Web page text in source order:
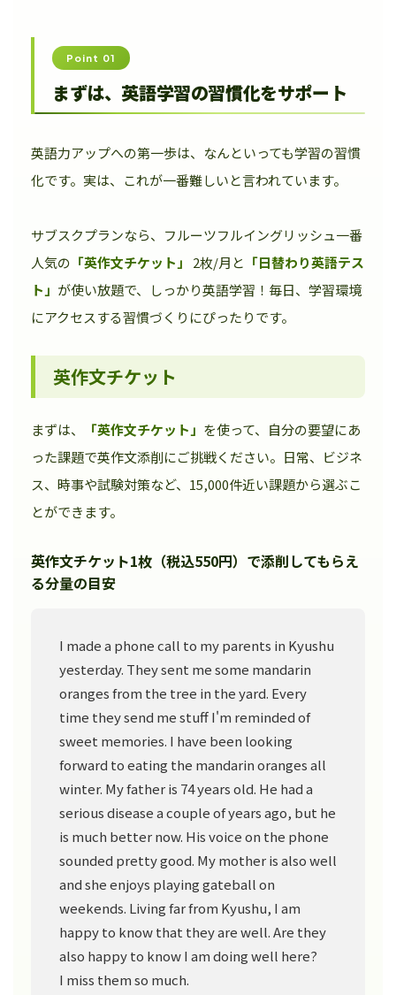
Point 01
まずは、英語学習の習慣化をサポート
英語力アップへの第一歩は、なんといっても学習の習慣
化です。実は、これが一番難しいと言われています。
サブスクプランなら、フルーツフルイングリッシュ一番
人気の 「英作文チケット」 2枚/月と 「日替わり英語テス
ト」 が使い放題で、しっかり英語学習！毎日、学習環境
にアクセスする習慣づくりにぴったりです。
英作文チケット
まずは、 「英作文チケット」 を使って、自分の要望にあ
った課題で英作文添削にご挑戦ください。日常、ビジネ
ス、時事や試験対策など、15,000件近い課題から選ぶこ
とができます。
英作文チケット1枚（税込550円）で添削してもらえ
る分量の目安
I made a phone call to my parents in Kyushu
yesterday. They sent me some mandarin
oranges from the tree in the yard. Every
time they send me stuff I'm reminded of
sweet memories. I have been looking
forward to eating the mandarin oranges all
winter. My father is 74 years old. He had a
serious disease a couple of years ago, but he
is much better now. His voice on the phone
sounded pretty good. My mother is also well
and she enjoys playing gateball on
weekends. Living far from Kyushu, I am
happy to know that they are well. Are they
also happy to know I am doing well here?
I miss them so much.